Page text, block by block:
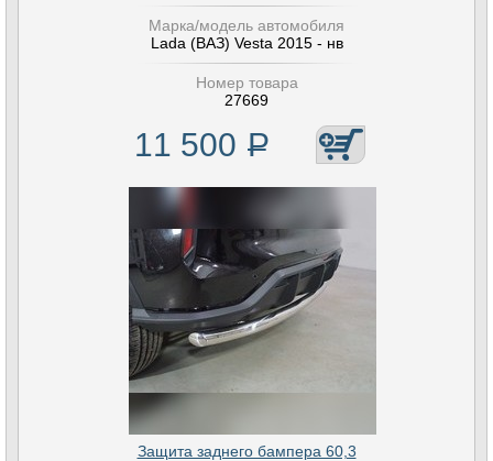
Марка/модель автомобиля
Lada (ВАЗ) Vesta 2015 - нв
Номер товара
27669
11 500 Р
Защита заднего бампера 60,3